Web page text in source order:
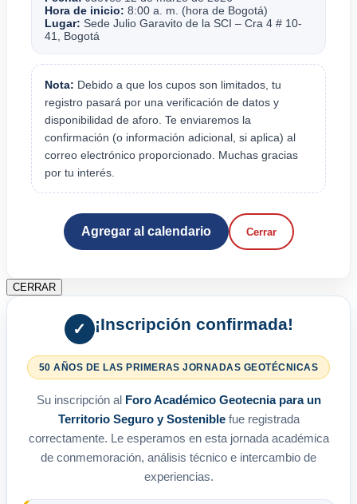
Hora de inicio: 8:00 a. m. (hora de Bogotá)
Lugar: Sede Julio Garavito de la SCI – Cra 4 # 10-
41, Bogotá
Nota: Debido a que los cupos son limitados, tu
registro pasará por una verificación de datos y
disponibilidad de aforo. Te enviaremos la
confirmación (o información adicional, si aplica) al
correo electrónico proporcionado. Muchas gracias
por tu interés.
Agregar al calendario Cerrar
CERRAR
✓ ¡Inscripción confirmada!
50 AÑOS DE LAS PRIMERAS JORNADAS GEOTÉCNICAS
Su inscripción al Foro Académico Geotecnia para un
Territorio Seguro y Sosteniblefue registrada
correctamente. Le esperamos en esta jornada académica
de conmemoración, análisis técnico e intercambio de
experiencias.